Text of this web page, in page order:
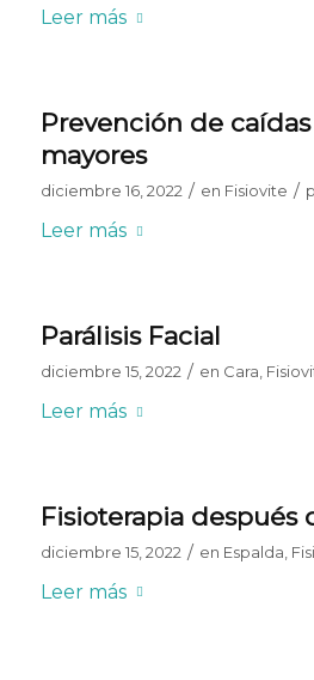
Leer más
Prevención de
mayores
diciembre 16, 2022 / en Fisiovite /
Leer más
Parálisis Facial
diciembre 15, 2022 / en Cara
Leer más
Fisioterapia después
diciembre 15, 2022 / en Espalda
Leer más